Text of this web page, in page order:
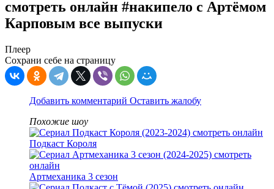
смотреть онлайн #накипело с Артёмом
Карповым все выпуски
Плеер
Сохрани себе на страницу
Добавить комментарий Оставить жалобу
Похожие шоу
Подкаст Короля
Артмеханика 3 сезон